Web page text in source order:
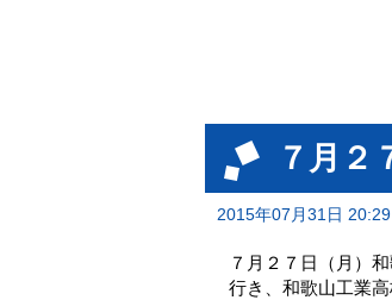
７月２
2015年07月31日 20:29
７月２７日（月）
行き、和歌山工業